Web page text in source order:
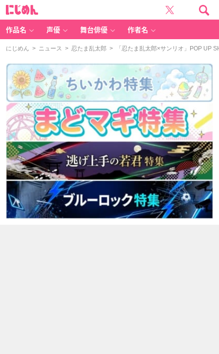
作品名 声優 舞台俳優 作者名
にじめん > ニュース > 忍たま乱太郎 > 「忍たま乱太郎×サンリオ」POP UP